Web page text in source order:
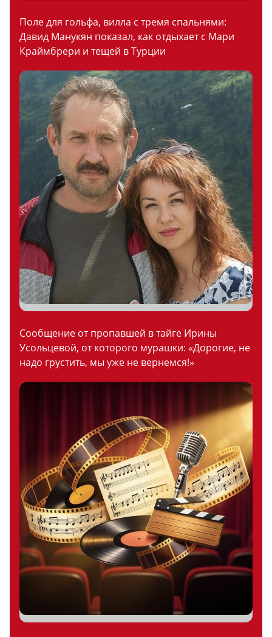
Поле для гольфа, вилла с тремя спальнями:
Давид Манукян показал, как отдыхает с Мари
Краймбрери и тещей в Турции
Сообщение от пропавшей в тайге Ирины
Усольцевой, от которого мурашки: «Дорогие, не
надо грустить, мы уже не вернемся!»